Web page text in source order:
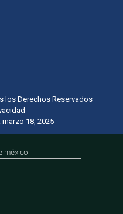
los Derechos Reservados
18, 2025